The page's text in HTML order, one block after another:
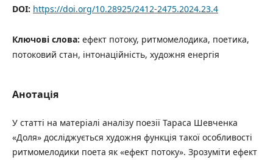
DOI: https://doi.org/10.28925/2412-2475.2024.23.4
Ключові слова: ефект потоку, ритмомелодика, поетика,
потоковий стан, інтонаційність, художня енергія
Анотація
У статті на матеріалі аналізу поезії Тараса Шевченка
«Доля» досліджується художня функція такої особливості
ритмомелодики поета як «ефект потоку». Зрозуміти ефект